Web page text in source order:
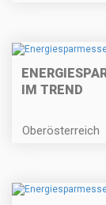
IM TREND
Oberösterreich